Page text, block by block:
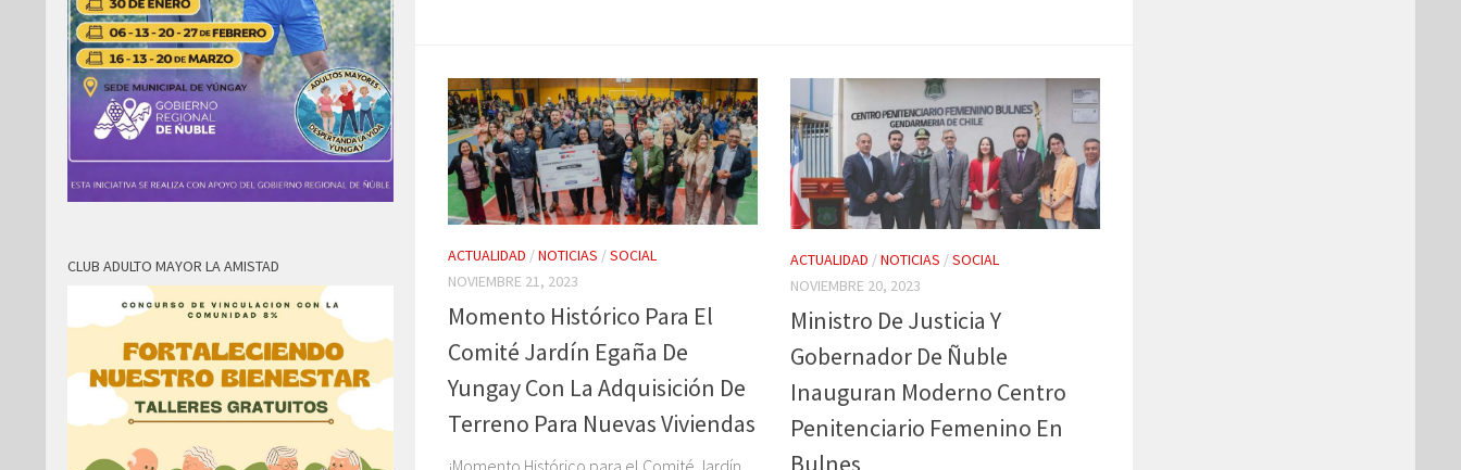
ACTUALIDAD /NOTICIAS /SOCIAL
NOVIEMBRE 21, 2023
Momento Histórico Para El
Comité Jardín Egaña De
Yungay Con La Adquisición De
Terreno Para Nuevas Viviendas
ACTUALIDAD /NOTICIAS /SOCIAL
NOVIEMBRE 20, 2023
Ministro De Justicia Y
Gobernador De Ñuble
Inauguran Moderno Centro
Penitenciario Femenino En
Bulnes
CLUB ADULTO MAYOR LA AMISTAD